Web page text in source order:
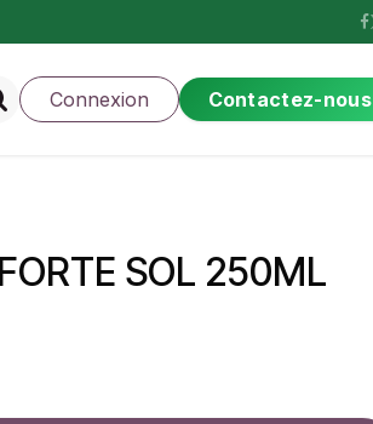
Connexion Contactez-nous
SOL 250ML